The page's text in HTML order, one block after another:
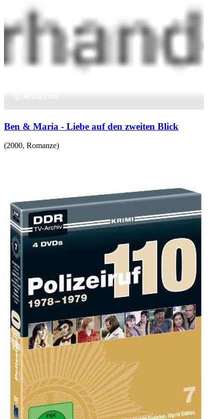
Ben & Maria - Liebe auf den zweiten Blick
(2000, Romanze)